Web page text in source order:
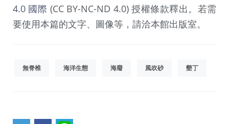
4.0 國際 (CC BY-NC-ND 4.0) 授權條款釋出。若需
要使用本篇的文字、圖像等，請洽本館出版室。
無脊椎 海洋生態 海廢 風吹砂 墾丁